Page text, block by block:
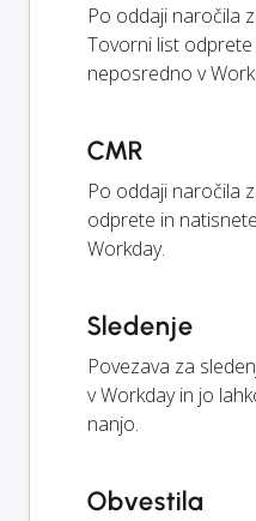
Po oddaji naročila
Tovorni list
neposredno v
CMR
Po oddaji naročila
odprete in
Workday.
Sledenje
Povezava za
v Workday in jo
nanjo.
Obvestila